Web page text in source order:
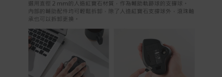
別
率/滿1萬享3期0利率/滿3萬享12期0利率
銀行帳戶轉帳：使用一次性虛擬帳戶
LINEPAY(含iPASS MONEY)